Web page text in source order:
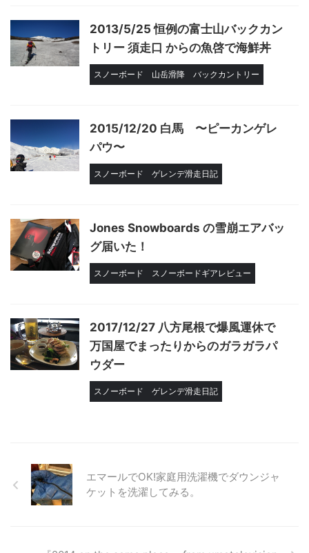
2013/5/25 恒例の富士山バックカン
トリー 須走口 からの魚啓で海鮮丼
スノーボード 山岳滑降 バックカントリー
2015/12/20 白馬 〜ピーカンゲレ
パウ〜
スノーボード ゲレンデ滑走日記
Jones Snowboards の雪崩エアバッ
グ届いた！
スノーボード スノーボードギアレビュー
2017/12/27 八方尾根で爆風運休で
万国屋でまったりからのガラガラパ
ウダー
スノーボード ゲレンデ滑走日記
エマールでOK!家庭用洗濯機でダウンジャ
ケットを洗濯してみる。